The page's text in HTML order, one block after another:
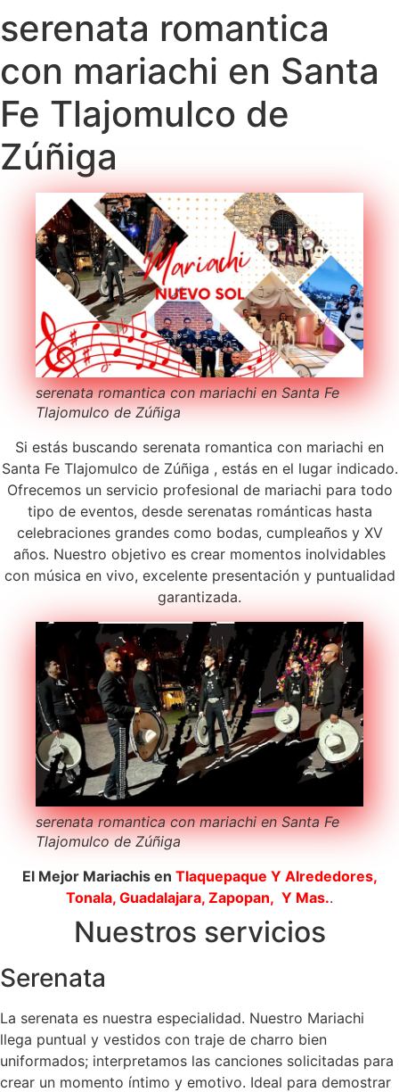
serenata romantica
con mariachi en Santa
Fe Tlajomulco de
Zúñiga
serenata romantica con mariachi en Santa Fe
Tlajomulco de Zúñiga
Si estás buscando serenata romantica con mariachi en
Santa Fe Tlajomulco de Zúñiga , estás en el lugar indicado.
Ofrecemos un servicio profesional de mariachi para todo
tipo de eventos, desde serenatas románticas hasta
celebraciones grandes como bodas, cumpleaños y XV
años. Nuestro objetivo es crear momentos inolvidables
con música en vivo, excelente presentación y puntualidad
garantizada.
serenata romantica con mariachi en Santa Fe
Tlajomulco de Zúñiga
El Mejor Mariachis en Tlaquepaque Y Alrededores,
Tonala, Guadalajara, Zapopan, Y Mas..
Nuestros servicios
Serenata
La serenata es nuestra especialidad. Nuestro Mariachi
llega puntual y vestidos con traje de charro bien
uniformados; interpretamos las canciones solicitadas para
crear un momento íntimo y emotivo. Ideal para demostrar